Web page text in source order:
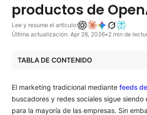
productos de
Lee y resume el articulo:
Última actualización: Apr 28, 2026•2 min de
TABLA DE CONTENIDO
Cómo habilitar el Feed de productos
Requisitos del feed de productos de
Cómo deshabilitar el Feed de productos
El marketing tradicional mediante feeds
buscadores y redes sociales sigue siendo
para la mayoría de las empresas. Sin